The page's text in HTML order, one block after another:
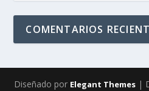
COMENTARIOS
Diseñado por Elegant Themes|